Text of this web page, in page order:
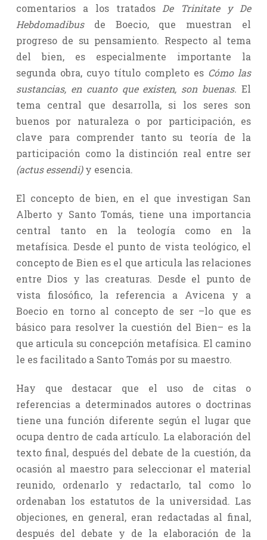
comentarios a los tratados De Trinitate y De
Hebdomadibus de Boecio, que muestran el
progreso de su pensamiento. Respecto al tema
del bien, es especialmente importante la
segunda obra, cuyo título completo es Cómo las
sustancias, en cuanto que existen, son buenas.El
tema central que desarrolla, si los seres son
buenos por naturaleza o por participación, es
clave para comprender tanto su teoría de la
participación como la distinción real entre ser
(actus essendi)y esencia.
El concepto de bien, en el que investigan San
Alberto y Santo Tomás, tiene una importancia
central tanto en la teología como en la
metafísica. Desde el punto de vista teológico, el
concepto de Bien es el que articula las relaciones
entre Dios y las creaturas. Desde el punto de
vista filosófico, la referencia a Avicena y a
Boecio en torno al concepto de ser –lo que es
básico para resolver la cuestión del Bien– es la
que articula su concepción metafísica. El camino
le es facilitado a Santo Tomás por su maestro.
Hay que destacar que el uso de citas o
referencias a determinados autores o doctrinas
tiene una función diferente según el lugar que
ocupa dentro de cada artículo. La elaboración del
texto final, después del debate de la cuestión, da
ocasión al maestro para seleccionar el material
reunido, ordenarlo y redactarlo, tal como lo
ordenaban los estatutos de la universidad. Las
objeciones, en general, eran redactadas al final,
después del debate y de la elaboración de la